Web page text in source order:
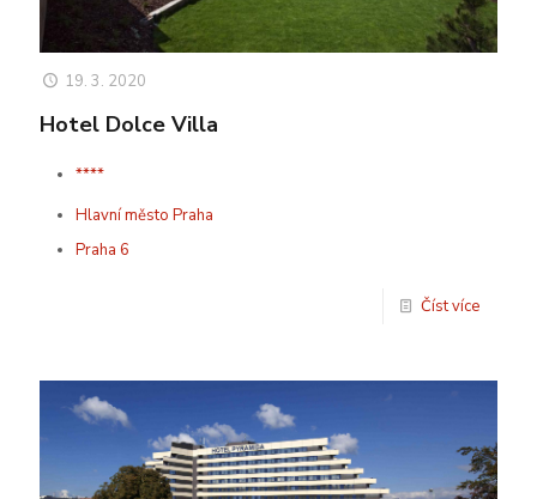
19. 3. 2020
Hotel Dolce Villa
****
Hlavní město Praha
Praha 6
Číst více